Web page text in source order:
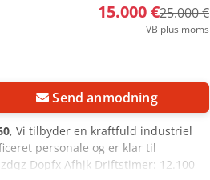
15.000 €25.000 €
VB plus moms
Send anmodning
, Vi tilbyder en kraftfuld industriel
personale og er klar til
Dopfx Afhjk Driftstimer: 12.100